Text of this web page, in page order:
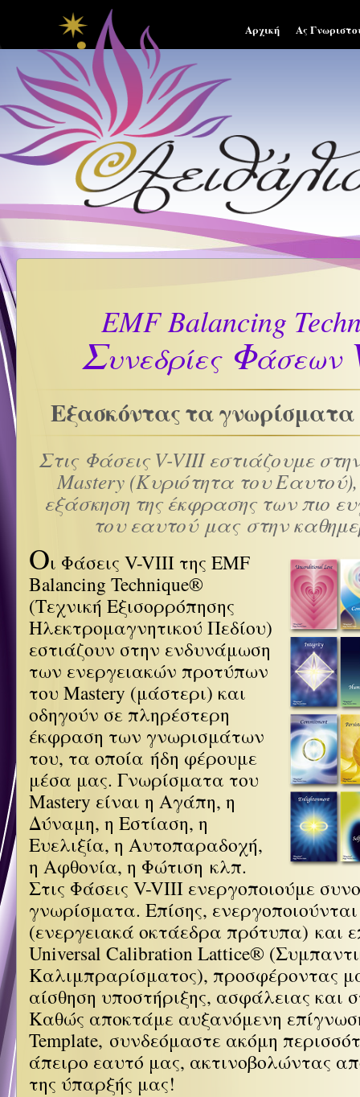
Αρχική Ας
EMF Balancing
ΣυνεδρίεςΦάσεων
Εξασκόντας τα γνωρίσματα
Στις Φάσεις V-VIII εστιάζουμε
Mastery (Κυριότητα του
εξάσκηση της έκφρασης των πιο
του εαυτού μας στην
Οι Φάσεις V-VIII της EMF
Balancing Technique®
(Τεχνική Εξισορρόπησης
Ηλεκτρομαγνητικού Πεδίου)
εστιάζουν στην ενδυνάμωση
των ενεργειακών προτύπων
του Mastery (μάστερι) και
οδηγούν σε πληρέστερη
έκφραση των γνωρισμάτων
του, τα οποία ήδη φέρουμε
μέσα μας. Γνωρίσματα του
Mastery είναι η Αγάπη, η
Δύναμη, η Εστίαση, η
Ευελιξία, η Αυτοπαραδοχή,
η Αφθονία, η Φώτιση κλπ.
Στις Φάσεις V-VIII ενεργοποιούμε
γνωρίσματα. Επίσης,
(ενεργειακά οκτάεδρα πρότυπα) και
Universal Calibration Lattice®
Καλιμπραρίσματος), προσφέροντας
αίσθηση υποστήριξης, ασφάλειας και
Καθώς αποκτάμε αυξανόμενη
Template, συνδεόμαστε ακόμη
άπειρο εαυτό μας, ακτινοβολώντας
της ύπαρξής μας!